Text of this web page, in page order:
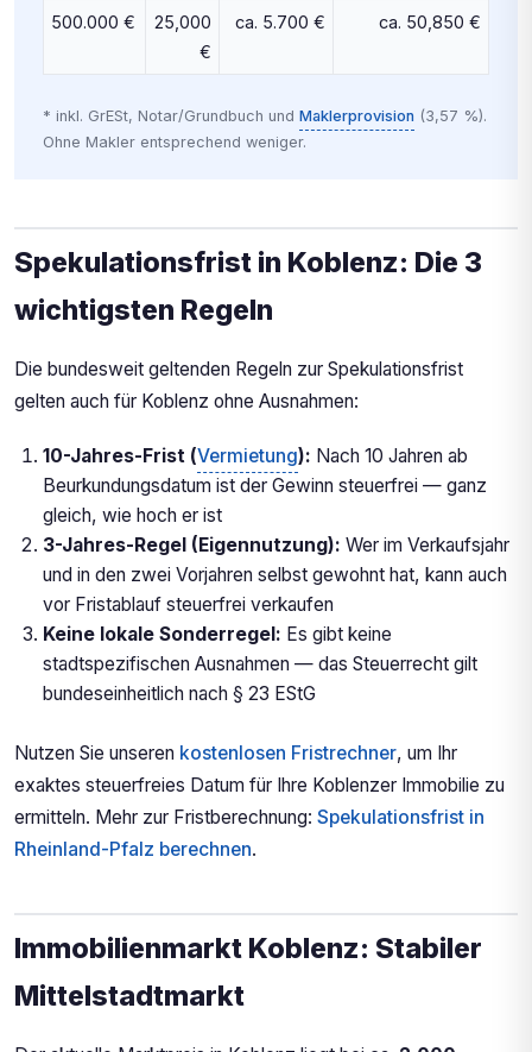
500.000 €
25,000
€
ca. 5.700 € ca. 50,850 €
* inkl. GrESt, Notar/Grundbuch und Maklerprovision (3,57 %).
Ohne Makler entsprechend weniger.
Spekulationsfrist in Koblenz: Die 3
wichtigsten Regeln
Die bundesweit geltenden Regeln zur Spekulationsfrist
gelten auch für Koblenz ohne Ausnahmen:
10-Jahres-Frist (Vermietung): Nach 10 Jahren ab
Beurkundungsdatum ist der Gewinn steuerfrei — ganz
gleich, wie hoch er ist
3-Jahres-Regel (Eigennutzung): Wer im Verkaufsjahr
und in den zwei Vorjahren selbst gewohnt hat, kann auch
vor Fristablauf steuerfrei verkaufen
Keine lokale Sonderregel: Es gibt keine
stadtspezifischen Ausnahmen — das Steuerrecht gilt
bundeseinheitlich nach § 23 EStG
Nutzen Sie unseren kostenlosen Fristrechner, um Ihr
exaktes steuerfreies Datum für Ihre Koblenzer Immobilie zu
ermitteln. Mehr zur Fristberechnung: Spekulationsfrist in
Rheinland-Pfalz berechnen.
Immobilienmarkt Koblenz: Stabiler
Mittelstadtmarkt